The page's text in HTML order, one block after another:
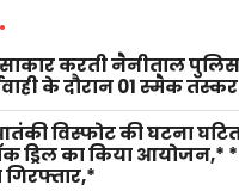
करती नैनीताल
के दौरान 01 स्मैक
विस्फोट की घटना
ड्रिल का किया आयोजन,*
गिरफ्तार,*